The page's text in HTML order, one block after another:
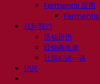
Fermentis 应用
Fermentis
找到我们
活动日历
经销商名单
让我们谈一谈
消息